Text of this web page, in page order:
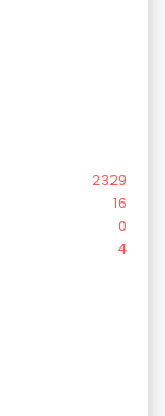
2329
16
0
4